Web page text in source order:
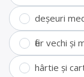
deșeuri
fier vechi și
hârtie și